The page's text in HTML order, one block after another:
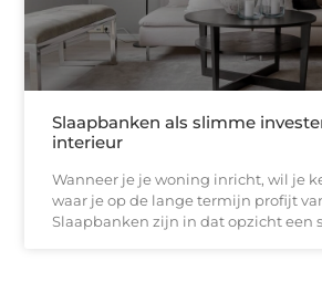
Slaapbanken als slimme
interieur
Wanneer je je woning inricht, wil je
waar je op de lange termijn profijt
Slaapbanken zijn in dat opzicht een